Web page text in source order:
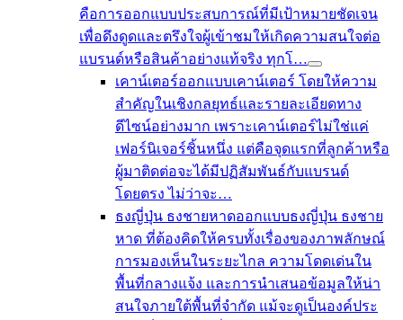
คือการออกแบบประสบการณ์ที่มีเป้าหมายชัดเจน
เพื่อดึงดูดและตรึงใจผู้เข้าชมให้เกิดความสนใจต่อ
แบรนด์หรือสินค้าอย่างแท้จริง ทุกโ…
เคาน์เตอร์ออกแบบเคาน์เตอร์ โดยให้ความ
สำคัญในเชิงกลยุทธ์และรายละเอียดทาง
ดีไซน์อย่างมาก เพราะเคาน์เตอร์ไม่ใช่แค่
เฟอร์นิเจอร์ชิ้นหนึ่ง แต่คือจุดแรกที่ลูกค้าหรือ
ผู้มาติดต่อจะได้มีปฏิสัมพันธ์กับแบรนด์
โดยตรง ไม่ว่าจะ…
ธงญี่ปุ่น ธงชายหาดออกแบบธงญี่ปุ่น ธงชาย
หาด ที่ต้องคิดให้ครบทั้งเรื่องของภาพลักษณ์
การมองเห็นในระยะไกล ความโดดเด่นใน
พื้นที่กลางแจ้ง และการนำเสนอข้อมูลให้น่า
สนใจภายใต้พื้นที่จำกัด แม้จะดูเป็นองค์ประ